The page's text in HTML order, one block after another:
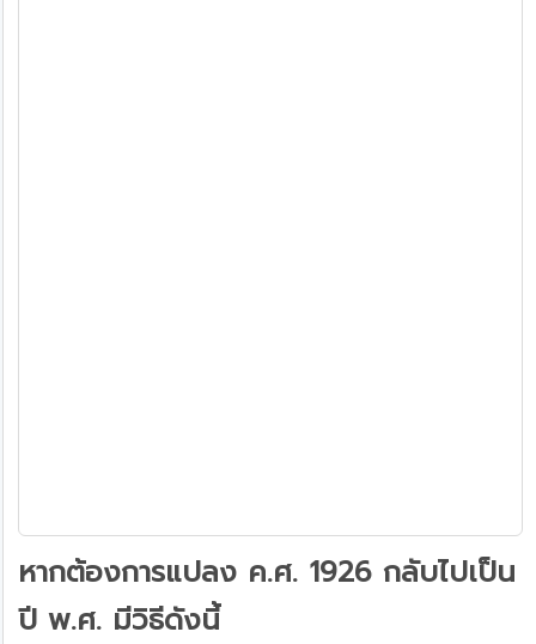
หากต้องการแปลง ค.ศ. 1926 กลับไปเป็น
ปี พ.ศ. มีวิธีดังนี้